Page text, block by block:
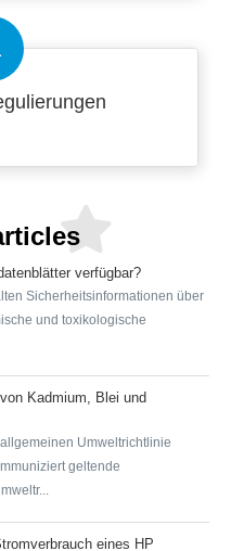
verfügbar?
Sicherheitsinformationen über
und toxikologische
Kadmium, Blei und
Umweltrichtlinie
geltende
eines HP